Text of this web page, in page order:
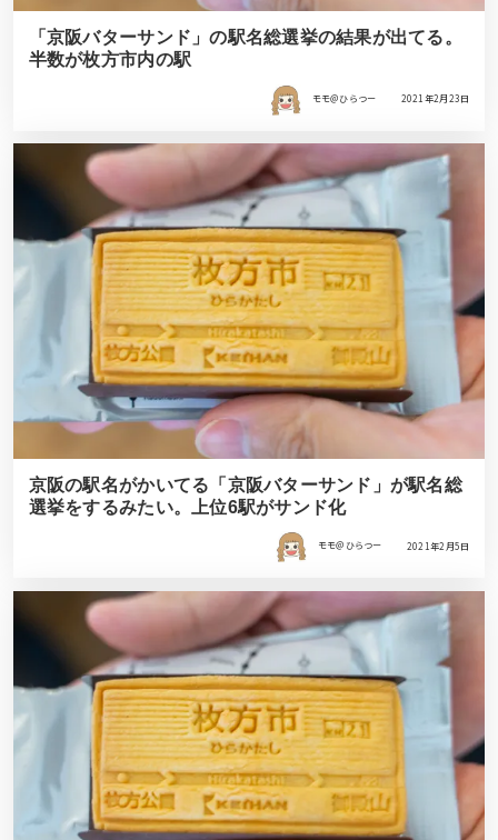
「京阪バターサンド」の駅名総選挙の結果が出てる。
半数が枚方市内の駅
モモ＠ひらつー 2021年2月23日
京阪の駅名がかいてる「京阪バターサンド」が駅名総
選挙をするみたい。上位6駅がサンド化
モモ＠ひらつー 2021年2月5日